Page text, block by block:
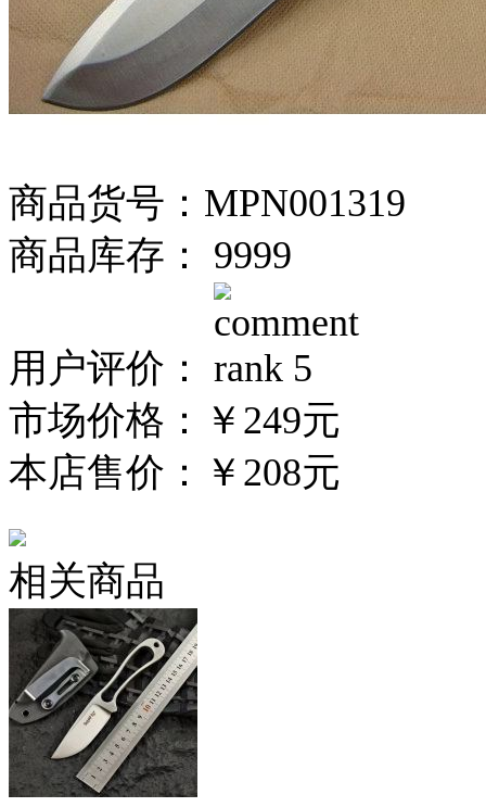
商品货号：MPN001319
商品库存： 9999
用户评价：
市场价格： ￥249元
本店售价： ￥208元
相关商品